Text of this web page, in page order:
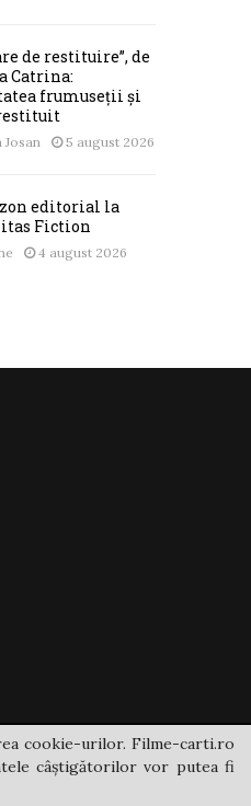
de restituire”, de
Catrina:
frumuseții și
Josan 5 august 2026
editorial la
Fiction
4 august 2026
cookie-urilor. Filme-carti.ro
câștigătorilor vor putea fi